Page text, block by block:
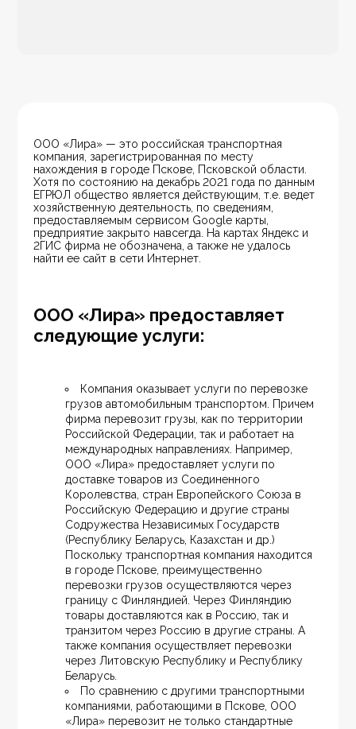
ООО «Лира» — это российская транспортная
компания, зарегистрированная по месту
нахождения в городе Пскове, Псковской области.
Хотя по состоянию на декабрь 2021 года по данным
ЕГРЮЛ общество является действующим, т.е. ведет
хозяйственную деятельность, по сведениям,
предоставляемым сервисом Google карты,
предприятие закрыто навсегда. На картах Яндекс и
2ГИС фирма не обозначена, а также не удалось
найти ее сайт в сети Интернет.
ООО «Лира» предоставляет
следующие услуги:
Компания оказывает услуги по перевозке
грузов автомобильным транспортом. Причем
фирма перевозит грузы, как по территории
Российской Федерации, так и работает на
международных направлениях. Например,
ООО «Лира» предоставляет услуги по
доставке товаров из Соединенного
Королевства, стран Европейского Союза в
Российскую Федерацию и другие страны
Содружества Независимых Государств
(Республику Беларусь, Казахстан и др.)
Поскольку транспортная компания находится
в городе Пскове, преимущественно
перевозки грузов осуществляются через
границу с Финляндией. Через Финляндию
товары доставляются как в Россию, так и
транзитом через Россию в другие страны. А
также компания осуществляет перевозки
через Литовскую Республику и Республику
Беларусь.
По сравнению с другими транспортными
компаниями, работающими в Пскове, ООО
«Лира» перевозит не только стандартные